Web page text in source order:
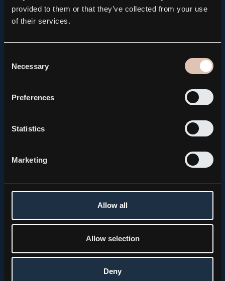
provided to them or that they’ve collected from your use
of their services.
Selection
Necessary
Preferences
Statistics
Marketing
Allow all
Allow selection
Deny
Kebni AB brings forward the publication of its Q2
Interim Report to August 14